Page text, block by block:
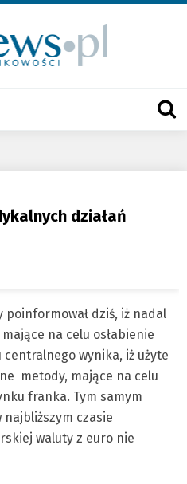
działań
dziś, iż nadal
na celu osłabienie
wynika, iż użyte
metody, mające na celu
franka. Tym samym
czasie
waluty z euro nie